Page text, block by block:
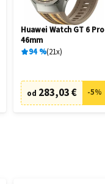
Huawei Watch GT 6 Pro
46mm
94% 21x
od 283,03 € -5%